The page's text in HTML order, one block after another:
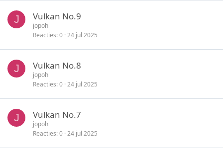
J Vulkan No.9
jopoh
Reacties 0 24 jul 2025
J Vulkan No.8
jopoh
Reacties 0 24 jul 2025
J Vulkan No.7
jopoh
Reacties 0 24 jul 2025